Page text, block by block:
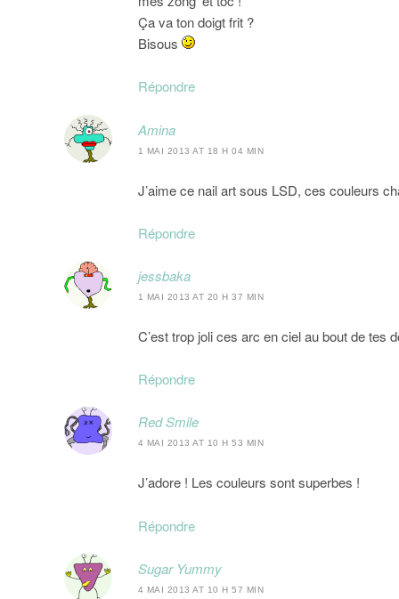
Ça va ton doigt frit ?
Bisous
Répondre
Amina
1 MAI 2013 AT 18 H 04 MIN
J’aime ce nail art sous LSD, ces couleurs
Répondre
jessbaka
1 MAI 2013 AT 20 H 37 MIN
C’est trop joli ces arc en ciel au bout de tes
Répondre
Red Smile
4 MAI 2013 AT 10 H 53 MIN
J’adore ! Les couleurs sont superbes !
Répondre
Sugar Yummy
4 MAI 2013 AT 10 H 57 MIN